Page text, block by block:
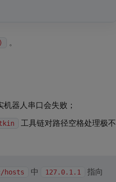
。
器人串口会失败；
工具链对路径空格处理极不
hosts 中 127.0.1.1
指向